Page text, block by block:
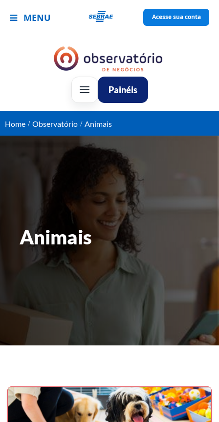
MENU Acesse sua conta
Painéis
Home Observatório Animais
Animais